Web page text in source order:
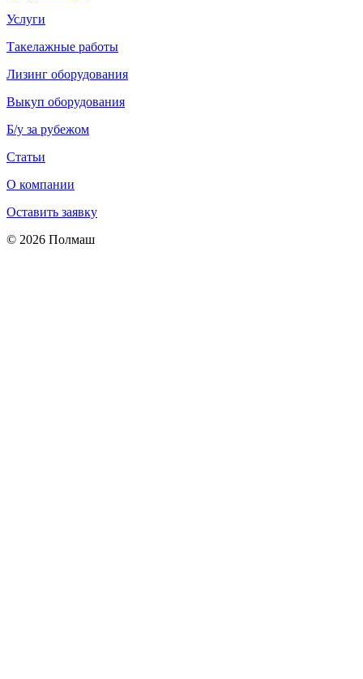
Услуги
Такелажные работы
Лизинг оборудования
Выкуп оборудования
Б/у за рубежом
Статьи
О компании
Оставить заявку
© 2026 Полмаш